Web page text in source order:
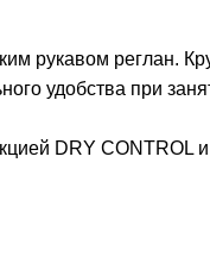
рукавом реглан.
удобства при
DRY CONTROL